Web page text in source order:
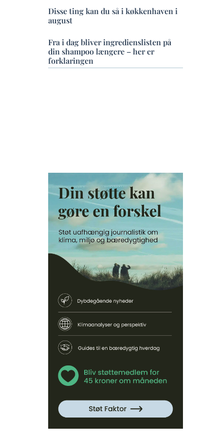
Disse ting kan du så i køkkenhaven i
august
Fra i dag bliver ingredienslisten på
din shampoo længere – her er
forklaringen